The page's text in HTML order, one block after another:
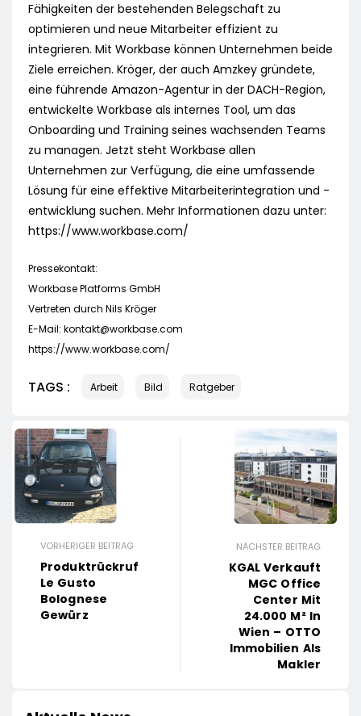
Fähigkeiten der bestehenden Belegschaft zu
optimieren und neue Mitarbeiter effizient zu
integrieren. Mit Workbase können Unternehmen beide
Ziele erreichen. Kröger, der auch Amzkey gründete,
eine führende Amazon-Agentur in der DACH-Region,
entwickelte Workbase als internes Tool, um das
Onboarding und Training seines wachsenden Teams
zu managen. Jetzt steht Workbase allen
Unternehmen zur Verfügung, die eine umfassende
Lösung für eine effektive Mitarbeiterintegration und -
entwicklung suchen. Mehr Informationen dazu unter:
https://www.workbase.com/
Pressekontakt:
Workbase Platforms GmbH
Vertreten durch Nils Kröger
E-Mail: kontakt@workbase.com
https://www.workbase.com/
TAGS : Arbeit Bild Ratgeber
VORHERIGER BEITRAG
Produktrückruf
Le Gusto
Bolognese
Gewürz
NÄCHSTER BEITRAG
KGAL Verkauft
MGC Office
Center Mit
24.000 M² In
Wien – OTTO
Immobilien Als
Makler